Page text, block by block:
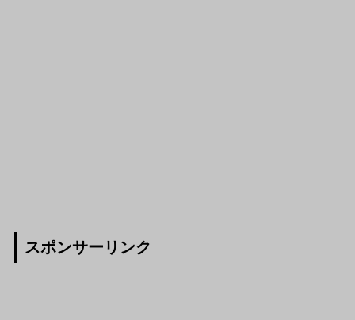
スポンサーリンク